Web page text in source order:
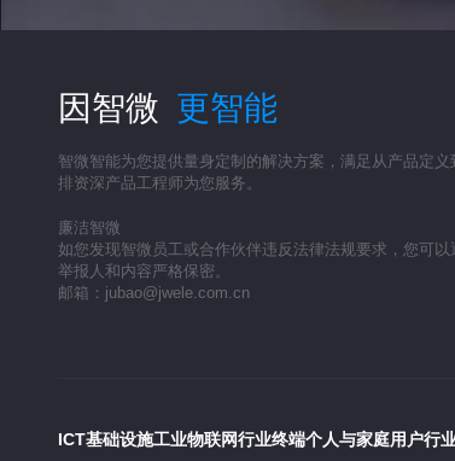
因智微 更智能
智微智能为您提供量身定制的解决方案，满足从产品定
排资深产品工程师为您服务。
廉洁智微
如您发现智微员工或合作伙伴违反法律法规要求，您可
举报人和内容严格保密。
邮箱：jubao@jwele.com.cn
ICT基础设施工业物联网行业终端个人与家庭用户行